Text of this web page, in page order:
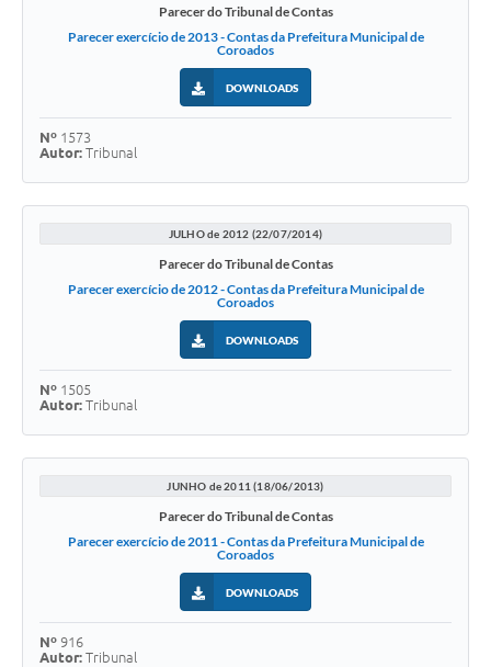
Parecer do Tribunal de Contas
Parecer exercício de 2013 - Contas da Prefeitura Municipal de
Coroados
DOWNLOADS
Nº 1573
Autor: Tribunal
JULHO de 2012 (22/07/2014)
Parecer do Tribunal de Contas
Parecer exercício de 2012 - Contas da Prefeitura Municipal de
Coroados
DOWNLOADS
Nº 1505
Autor: Tribunal
JUNHO de 2011 (18/06/2013)
Parecer do Tribunal de Contas
Parecer exercício de 2011 - Contas da Prefeitura Municipal de
Coroados
DOWNLOADS
Nº 916
Autor: Tribunal